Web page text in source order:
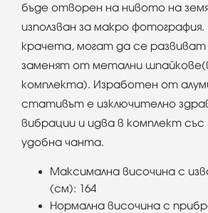
бъде отворен на нивото на
използван за макро
крачета, могат да се развиват
заменят от метални
комплекта). Изработен от
стативът е изключително
вибрации и идва в комплект със
удобна чанта.
Максимална височина с
(см): 164
Нормална височина с